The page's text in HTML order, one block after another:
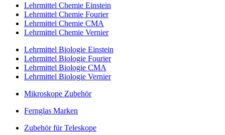
Lehrmittel Chemie Einstein
Lehrmittel Chemie Fourier
Lehrmittel Chemie CMA
Lehrmittel Chemie Vernier
Lehrmittel Biologie Einstein
Lehrmittel Biologie Fourier
Lehrmittel Biologie CMA
Lehrmittel Biologie Vernier
Mikroskope Zubehör
Fernglas Marken
Zubehör für Teleskope